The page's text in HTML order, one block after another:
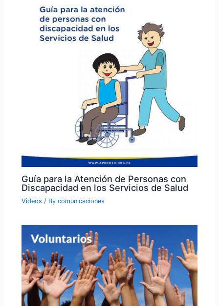
Guía para la Atención de Personas con
Discapacidad en los Servicios de Salud
Videos / Bycomunicaciones